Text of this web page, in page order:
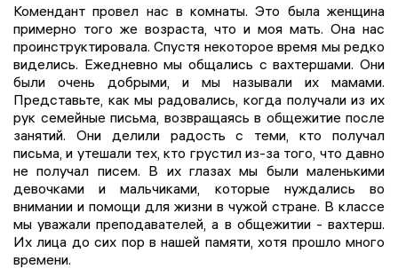
Комендант провел нас в комнаты. Это была женщина
примерно того же возраста, что и моя мать. Она нас
проинструктировала. Спустя некоторое время мы редко
виделись. Ежедневно мы общались с вахтершами. Они
были очень добрыми, и мы называли их мамами.
Представьте, как мы радовались, когда получали из их
рук семейные письма, возвращаясь в общежитие после
занятий. Они делили радость с теми, кто получал
письма, и утешали тех, кто грустил из-за того, что давно
не получал писем. В их глазах мы были маленькими
девочками и мальчиками, которые нуждались во
внимании и помощи для жизни в чужой стране. В классе
мы уважали преподавателей, а в общежитии - вахтерш.
Их лица до сих пор в нашей памяти, хотя прошло много
времени.